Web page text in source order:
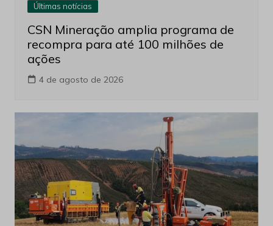
Últimas notícias
CSN Mineração amplia programa de
recompra para até 100 milhões de
ações
4 de agosto de 2026